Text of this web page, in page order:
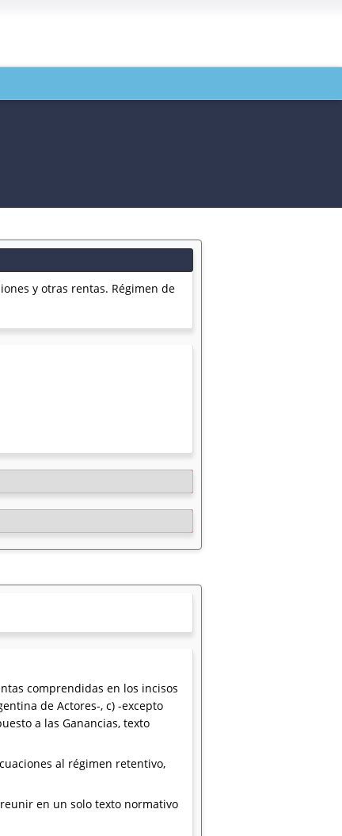
y otras rentas. Régimen de
comprendidas en los incisos
de Actores-, c) -excepto
a las Ganancias, texto
al régimen retentivo,
en un solo texto normativo